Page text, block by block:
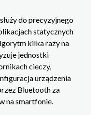
do precyzyjnego
statycznych
kilka razy na
jednostki
cieczy,
urządzenia
Bluetooth za
na smartfonie.